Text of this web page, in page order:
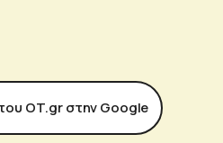
ΟΤ.gr στην Google